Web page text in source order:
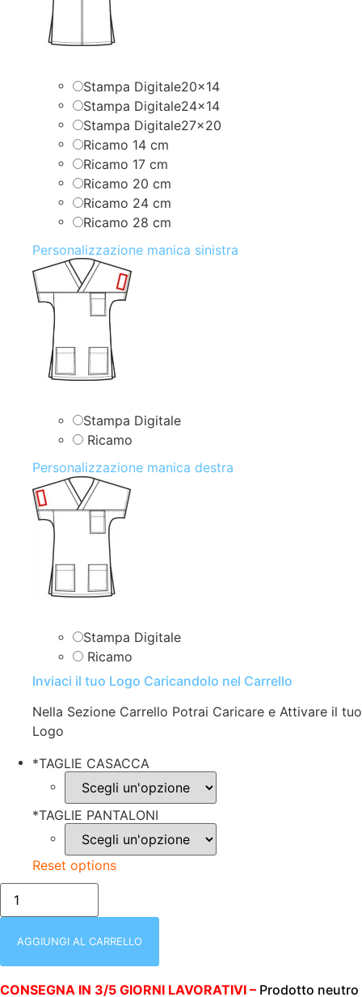
Stampa Digitale20x14
Stampa Digitale24x14
Stampa Digitale27x20
Ricamo 14 cm
Ricamo 17 cm
Ricamo 20 cm
Ricamo 24 cm
Ricamo 28 cm
Personalizzazione manica sinistra
Stampa Digitale
Ricamo
Personalizzazione manica destra
Stampa Digitale
Ricamo
Inviaci il tuo Logo Caricandolo nel Carrello
Nella Sezione Carrello Potrai Caricare e Attivare il tuo
Logo
*TAGLIE CASACCA
*TAGLIE PANTALONI
Reset options
isacco-
045204-
COMPLETO
CASACCA+PANTALONE
100%
|190
AGGIUNGI AL CARRELLO
CONSEGNA IN 3/5 GIORNI LAVORATIVI – Prodotto neutro